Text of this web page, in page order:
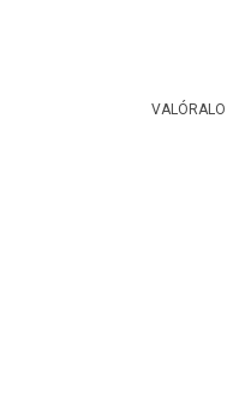
VALÓRALO